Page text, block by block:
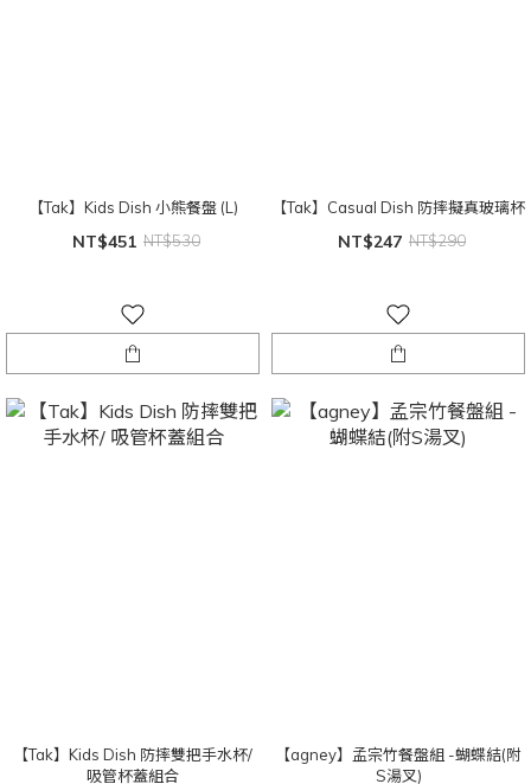
【Tak】Kids Dish 小熊餐盤 (L)
NT$451 NT$530
【Tak】Casual Dish 防摔擬真玻璃杯
NT$247 NT$290
【Tak】Kids Dish 防摔雙把手水杯/
吸管杯蓋組合
【agney】孟宗竹餐盤組 -蝴蝶結(附
S湯叉)